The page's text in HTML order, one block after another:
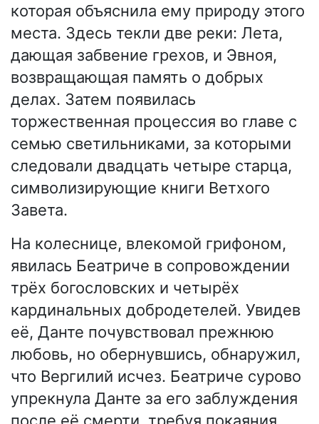
которая объяснила ему природу этого
места. Здесь текли две реки: Лета,
дающая забвение грехов, и Эвноя,
возвращающая память о добрых
делах. Затем появилась
торжественная процессия во главе с
семью светильниками, за которыми
следовали двадцать четыре старца,
символизирующие книги Ветхого
Завета.
На колеснице, влекомой грифоном,
явилась Беатриче в сопровождении
трёх богословских и четырёх
кардинальных добродетелей. Увидев
её, Данте почувствовал прежнюю
любовь, но обернувшись, обнаружил,
что Вергилий исчез. Беатриче сурово
упрекнула Данте за его заблуждения
после её смерти, требуя покаяния.